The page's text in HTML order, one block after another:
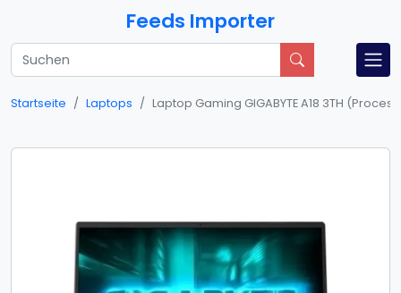
Feeds Importer
Startseite Laptops Laptop Gaming GIGABYTE A18 3TH